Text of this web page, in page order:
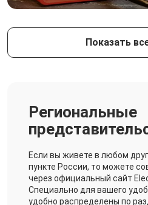
Показать
Региональные
Если вы живете в любом
пункте России, то можете
через официальный сайт
Специально для вашего
удобно распределены по